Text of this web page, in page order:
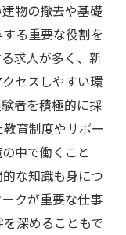
物の撤去や基礎
る重要な役割を
求人が多く、新
セスしやすい環
者を積極的に採
育制度やサポー
中で働くこと
な知識も身につ
クが重要な仕事
深めることもで